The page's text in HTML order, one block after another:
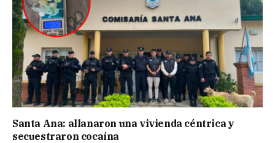
Santa Ana: allanaron una vivienda céntrica y
secuestraron cocaína